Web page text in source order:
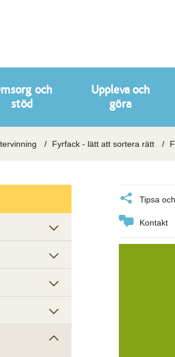
och
stöd
Uppleva och
göra
Fyrfack - lätt att sortera rätt
Tipsa
Kontakt